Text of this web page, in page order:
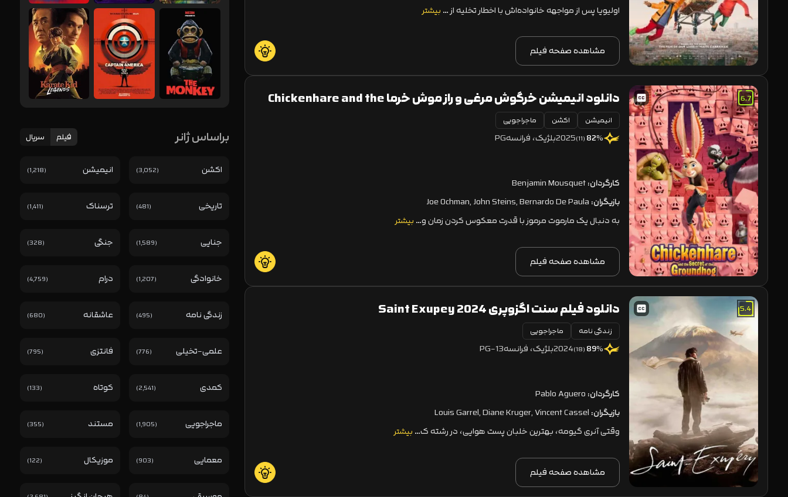
اولیویا پس از مواجهه خانواده‌اش با اخطار تخلیه از … بیشتر
مشاهده صفحه فیلم
6.7
دانلود انیمیشن خرگوش مرغی و راز موش خرما Chickenhare and the
Secret of the Groundhog 2025
انیمیشن اکشن ماجراجویی
82%
(11)
2025بلژیک، فرانسهPG
کارگردان:Benjamin Mousquet
بازیگران:Joe Ochman, John Steins, Bernardo De Paula
به دنبال یک مارموت مرموز با قدرت معکوس کردن زمان و… بیشتر
مشاهده صفحه فیلم
5.4 دانلود فیلم سنت اگزوپری Saint Exupey 2024
زندگی نامه ماجراجویی
89%
(18)
2024بلژیک، فرانسهPG-13
کارگردان:Pablo Aguero
بازیگران:Louis Garrel, Diane Kruger, Vincent Cassel
وقتی آنری گیومه، بهترین خلبان پست هوایی، در رشته ک… بیشتر
مشاهده صفحه فیلم
براساس ژ‌انر فیلم سریال
اکشن (3,052) انیمیشن (1,218)
تاریخی (481) ترسناک (1,411)
جنایی (1,589) جنگی (328)
خانوادگی (1,207) درام (4,759)
زندگی نامه (495) عاشقانه (680)
علمی-تخیلی (776) فانتزی (795)
کمدی (2,541) کوتاه (133)
ماجراجویی (1,905) مستند (355)
معمایی (903) موزیکال (122)